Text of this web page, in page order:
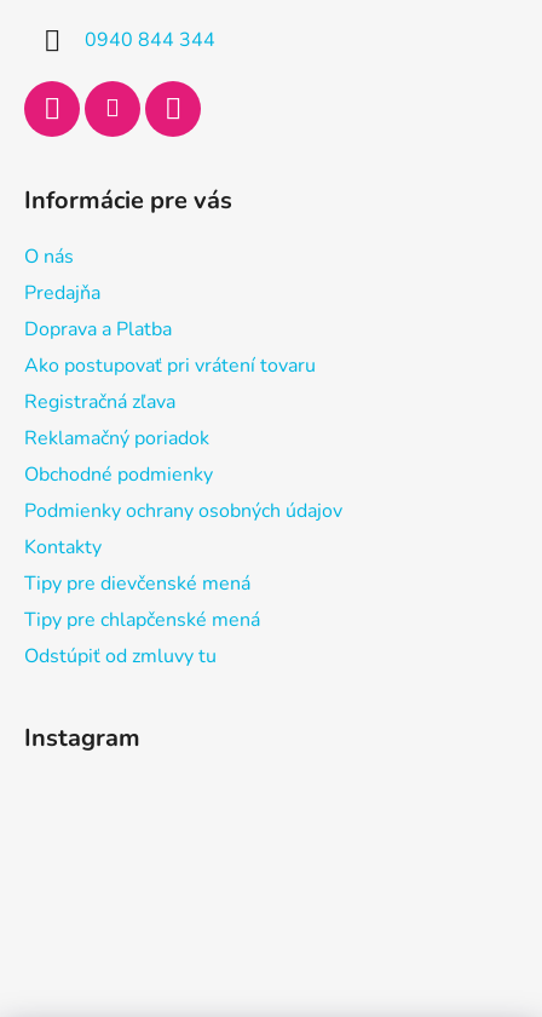
0940 844 344
Informácie pre vás
O nás
Predajňa
Doprava a Platba
Ako postupovať pri vrátení tovaru
Registračná zľava
Reklamačný poriadok
Obchodné podmienky
Podmienky ochrany osobných údajov
Kontakty
Tipy pre dievčenské mená
Tipy pre chlapčenské mená
Odstúpiť od zmluvy tu
Instagram